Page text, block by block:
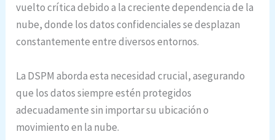
vuelto crítica debido a la creciente dependencia de la
nube, donde los datos confidenciales se desplazan
constantemente entre diversos entornos.
La DSPM aborda esta necesidad crucial, asegurando
que los datos siempre estén protegidos
adecuadamente sin importar su ubicación o
movimiento en la nube.